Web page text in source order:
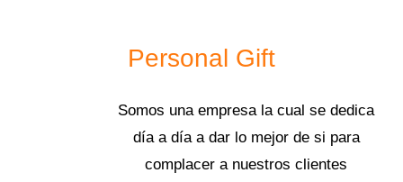
Personal Gift
Somos una empresa la cual se dedica
día a día a dar lo mejor de si para
complacer a nuestros clientes